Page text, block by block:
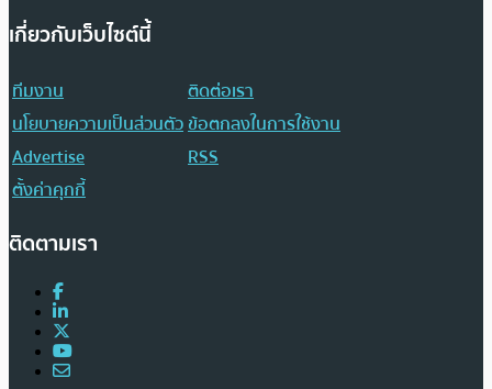
เกี่ยวกับเว็บไซต์นี้
ทีมงาน
ติดต่อเรา
นโยบายความเป็นส่วนตัวข้อตกลงในการใช้งาน
Advertise
RSS
ตั้งค่าคุกกี้
ติดตามเรา